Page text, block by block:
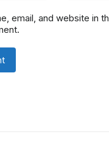
email, and website in